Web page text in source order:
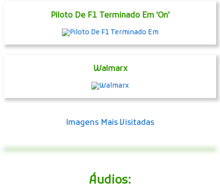
Piloto De F1 Terminado Em 'On'
Walmarx
Imagens Mais Visitadas
Áudios: